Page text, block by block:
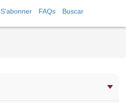
S'abonner FAQs Buscar